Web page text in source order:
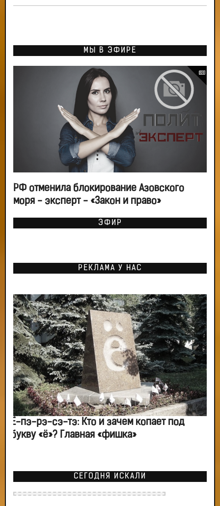
МЫ В ЭФИРЕ
РФ отменила блокирование Азовского
моря - эксперт - «Закон и право»
ЭФИР
РЕКЛАМА У НАС
Ё-пэ-рэ-сэ-тэ: Кто и зачем копает под
букву «ё»? Главная «фишка»
СЕГОДНЯ ИСКАЛИ